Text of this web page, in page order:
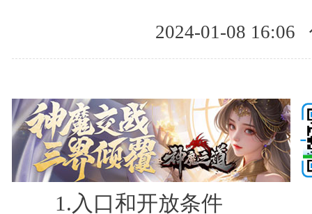
2024-01-08 16:06
1.入口和开放条件